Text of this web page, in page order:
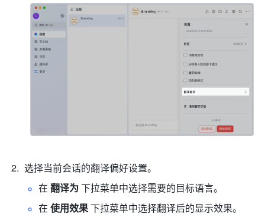
选择当前会话的翻译偏好设置。
在 翻译为 下拉菜单中选择需要的目标语言。
在 使用效果 下拉菜单中选择翻译后的显示效果。